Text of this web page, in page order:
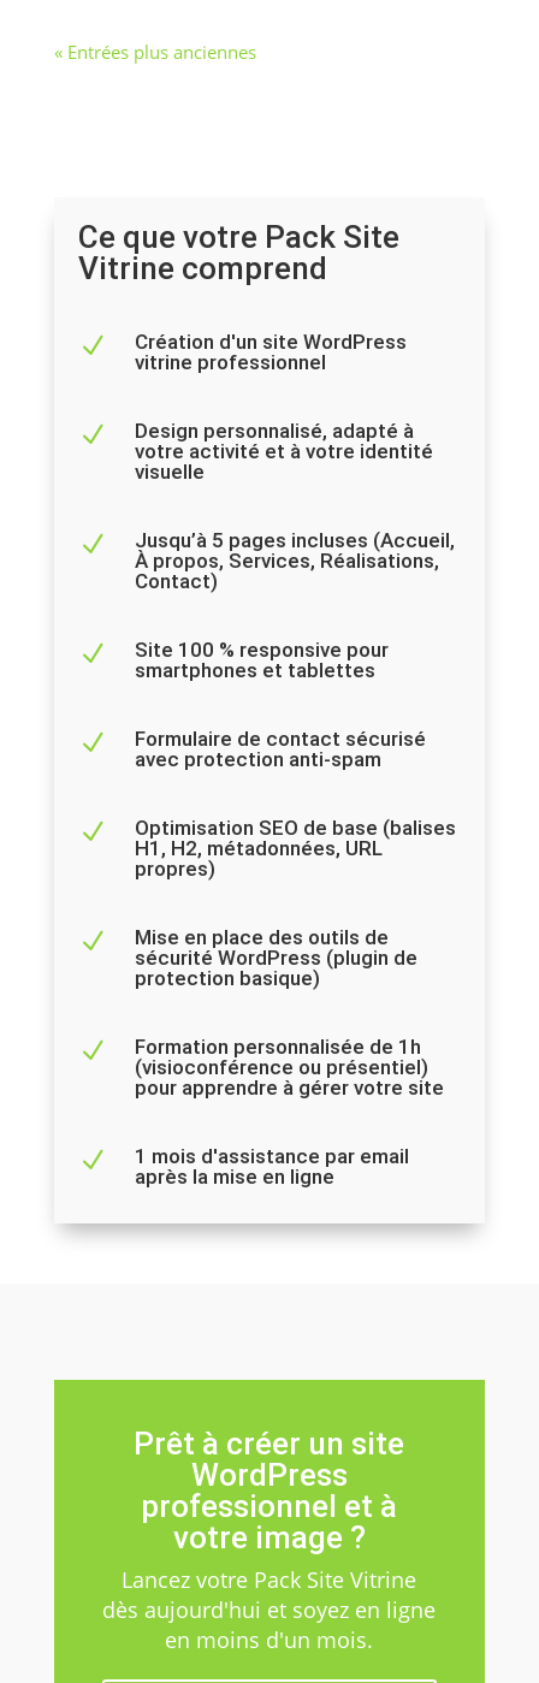
« Entrées plus anciennes
Ce que votre Pack Site
Vitrine comprend
N
Création d'un site WordPress
vitrine professionnel
N
Design personnalisé, adapté à
votre activité et à votre identité
visuelle
N
Jusqu’à 5 pages incluses (Accueil,
À propos, Services, Réalisations,
Contact)
N
Site 100 % responsive pour
smartphones et tablettes
N
Formulaire de contact sécurisé
avec protection anti-spam
N
Optimisation SEO de base (balises
H1, H2, métadonnées, URL
propres)
N
Mise en place des outils de
sécurité WordPress (plugin de
protection basique)
N
Formation personnalisée de 1h
(visioconférence ou présentiel)
pour apprendre à gérer votre site
N
1 mois d'assistance par email
après la mise en ligne
Prêt à créer un site
WordPress
professionnel et à
votre image ?
Lancez votre Pack Site Vitrine
dès aujourd'hui et soyez en ligne
en moins d'un mois.